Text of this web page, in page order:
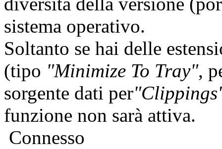
sistema operativo.
Soltanto se hai delle
(tipo "Minimize To Tray",
sorgente dati per
funzione non sarà attiva.
Connesso